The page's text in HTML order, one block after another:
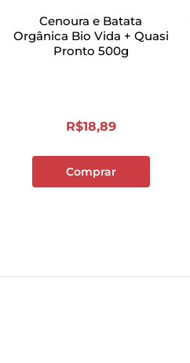
Cenoura e Batata
Orgânica Bio Vida + Quasi
Pronto 500g
R$18,89
Comprar